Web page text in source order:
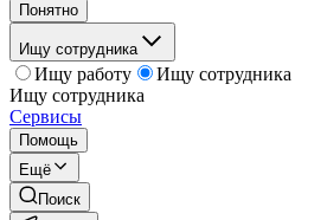
Понятно
Ищу сотрудника
Ищу работу
Ищу сотрудника
Ищу сотрудника
Сервисы
Помощь
Ещё
Поиск